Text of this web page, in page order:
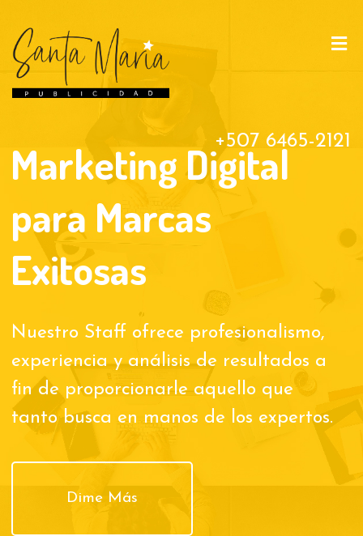
+507 6465-2121
Marketing Digital
para Marcas
Exitosas
Nuestro Staff ofrece profesionalismo,
experiencia y análisis de resultados a
fin de proporcionarle aquello que
tanto busca en manos de los expertos.
Dime Más